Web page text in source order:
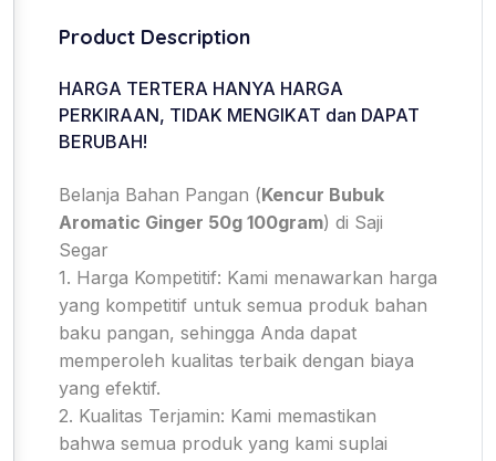
Product Description
HARGA TERTERA HANYA HARGA
PERKIRAAN, TIDAK MENGIKAT dan DAPAT
BERUBAH!
Belanja Bahan Pangan (Kencur Bubuk
Aromatic Ginger 50g 100gram) di Saji
Segar
1. Harga Kompetitif: Kami menawarkan harga
yang kompetitif untuk semua produk bahan
baku pangan, sehingga Anda dapat
memperoleh kualitas terbaik dengan biaya
yang efektif.
2. Kualitas Terjamin: Kami memastikan
bahwa semua produk yang kami suplai